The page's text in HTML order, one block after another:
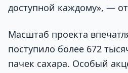
доступной каждому», —
Масштаб проекта
поступило более 672
пачек сахара. Особый